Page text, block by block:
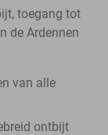
toegang tot
de Ardennen
van alle
ontbijt